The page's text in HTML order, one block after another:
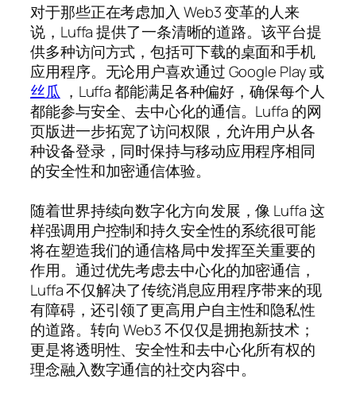
对于那些正在考虑加入 Web3 变革的人来
说，Luffa 提供了一条清晰的道路。该平台提
供多种访问方式，包括可下载的桌面和手机
应用程序。无论用户喜欢通过 Google Play 或
丝瓜 ，Luffa 都能满足各种偏好，确保每个人
都能参与安全、去中心化的通信。Luffa 的网
页版进一步拓宽了访问权限，允许用户从各
种设备登录，同时保持与移动应用程序相同
的安全性和加密通信体验。
随着世界持续向数字化方向发展，像 Luffa 这
样强调用户控制和持久安全性的系统很可能
将在塑造我们的通信格局中发挥至关重要的
作用。通过优先考虑去中心化的加密通信，
Luffa 不仅解决了传统消息应用程序带来的现
有障碍，还引领了更高用户自主性和隐私性
的道路。转向 Web3 不仅仅是拥抱新技术；
更是将透明性、安全性和去中心化所有权的
理念融入数字通信的社交内容中。